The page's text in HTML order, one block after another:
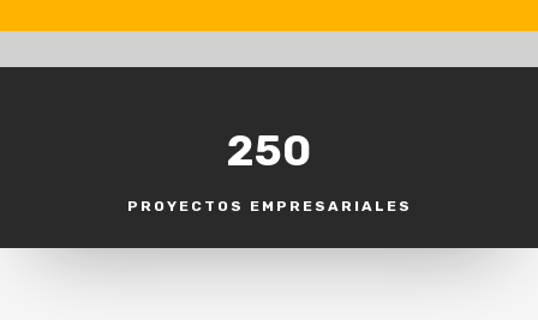
250
PROYECTOS EMPRESARIALES